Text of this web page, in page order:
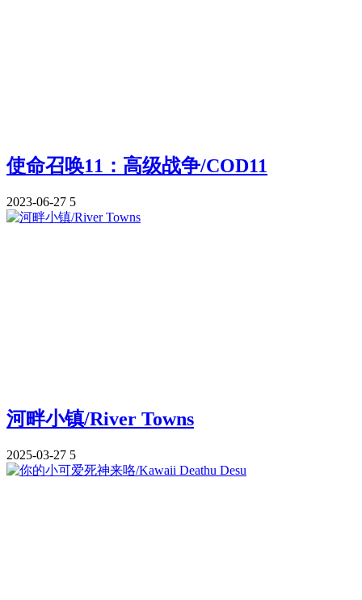
使命召唤11：高级战争/COD11
2023-06-27 5
河畔小镇/River Towns
2025-03-27 5